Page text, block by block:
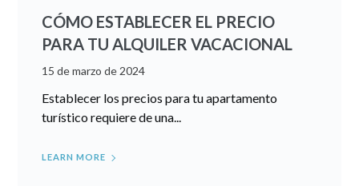
CÓMO ESTABLECER EL PRECIO
PARA TU ALQUILER VACACIONAL
15 de marzo de 2024
Establecer los precios para tu apartamento
turístico requiere de una...
LEARN MORE